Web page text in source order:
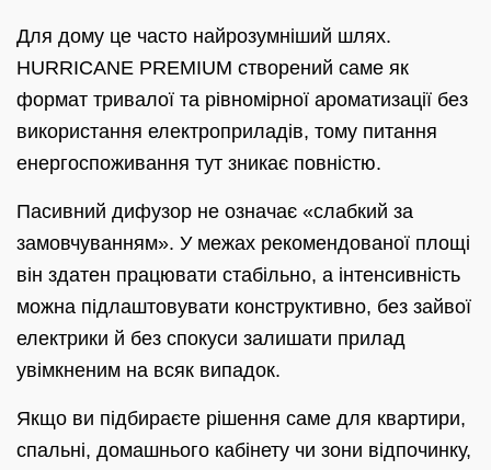
Для дому це часто найрозумніший шлях.
HURRICANE PREMIUM створений саме як
формат тривалої та рівномірної ароматизації без
використання електроприладів, тому питання
енергоспоживання тут зникає повністю.
Пасивний дифузор не означає «слабкий за
замовчуванням». У межах рекомендованої площі
він здатен працювати стабільно, а інтенсивність
можна підлаштовувати конструктивно, без зайвої
електрики й без спокуси залишати прилад
увімкненим на всяк випадок.
Якщо ви підбираєте рішення саме для квартири,
спальні, домашнього кабінету чи зони відпочинку,